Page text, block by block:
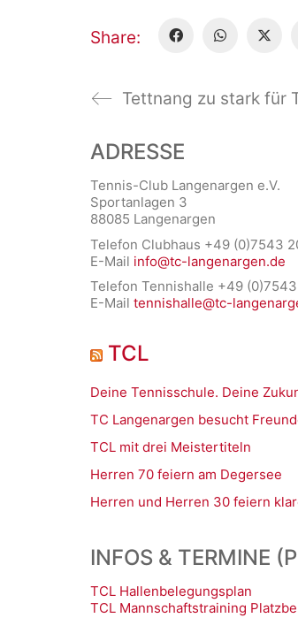
Share:
Tettnang zu stark für
ADRESSE
Tennis-Club Langenargen e.V.
Sportanlagen 3
88085 Langenargen
Telefon Clubhaus +49 (0)7543
E-Mail info@tc-langenargen.de
Telefon Tennishalle +49
E-Mail tennishalle@tc-
TCL
Deine Tennisschule. Deine
TC Langenargen besucht
TCL mit drei Meistertiteln
Herren 70 feiern am Degersee
Herren und Herren 30 feiern
INFOS & TERMINE
TCL Hallenbelegungsplan
TCL Mannschaftstraining